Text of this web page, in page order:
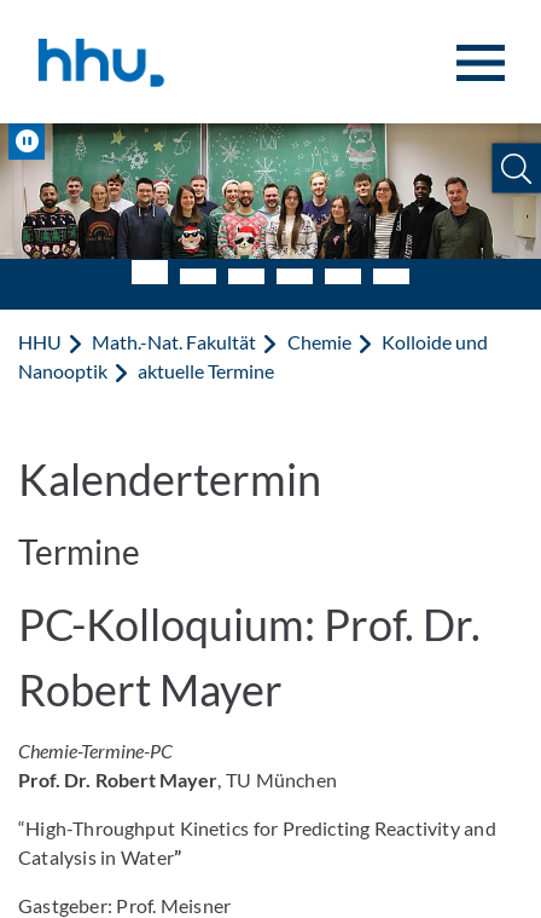
Pause
HHU Math.-Nat. Fakultät Chemie
Kolloide und
Nanooptik
aktuelle Termine
Kalendertermin
Termine
PC-Kolloquium: Prof. Dr.
Robert Mayer
Chemie-Termine-PC
Prof. Dr. Robert Mayer, TU München
“High-Throughput Kinetics for Predicting Reactivity and
Catalysis in Water”
Gastgeber: Prof. Meisner